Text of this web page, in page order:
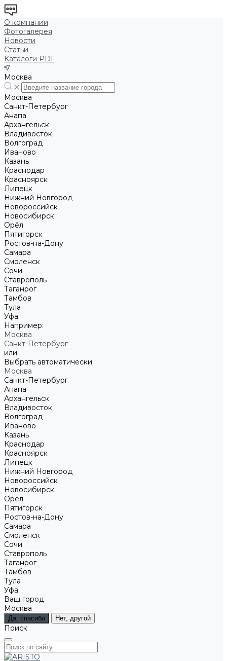
О компании
Фотогалерея
Новости
Статьи
Каталоги PDF
Москва
Москва
Санкт-Петербург
Анапа
Архангельск
Владивосток
Волгоград
Иваново
Казань
Краснодар
Красноярск
Липецк
Нижний Новгород
Новороссийск
Новосибирск
Орёл
Пятигорск
Ростов-на-Дону
Самара
Смоленск
Сочи
Ставрополь
Таганрог
Тамбов
Тула
Уфа
Например:
Москва
Санкт-Петербург
или
Выбрать автоматически
Москва
Санкт-Петербург
Анапа
Архангельск
Владивосток
Волгоград
Иваново
Казань
Краснодар
Красноярск
Липецк
Нижний Новгород
Новороссийск
Новосибирск
Орёл
Пятигорск
Ростов-на-Дону
Самара
Смоленск
Сочи
Ставрополь
Таганрог
Тамбов
Тула
Уфа
Ваш город
Москва
Да, спасибо Нет, другой
Поиск